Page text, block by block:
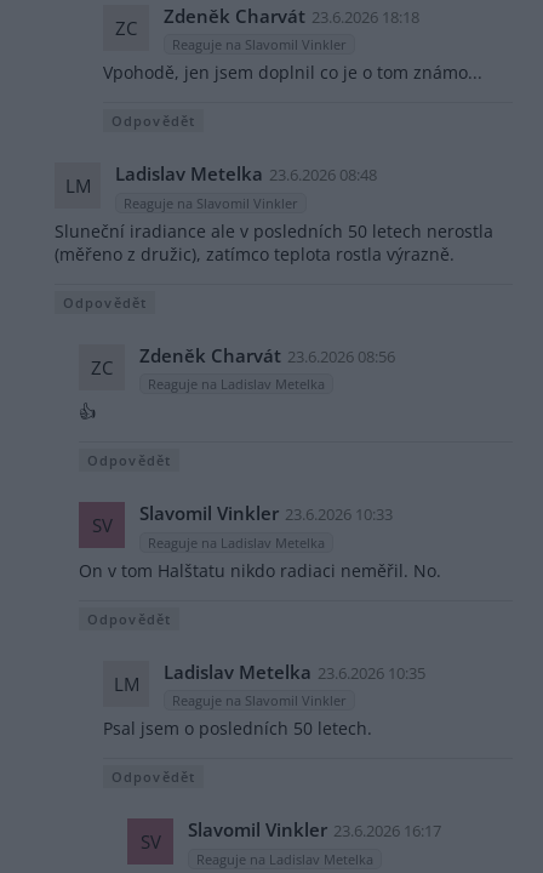
ZC Zdeněk Charvát 23.6.2026 18:18
Reaguje na Slavomil Vinkler
Vpohodě, jen jsem doplnil co je o tom známo...
Odpovědět
LM Ladislav Metelka 23.6.2026 08:48
Reaguje na Slavomil Vinkler
Sluneční iradiance ale v posledních 50 letech nerostla
(měřeno z družic), zatímco teplota rostla výrazně.
Odpovědět
ZC Zdeněk Charvát 23.6.2026 08:56
Reaguje na Ladislav Metelka
👍
Odpovědět
SV Slavomil Vinkler 23.6.2026 10:33
Reaguje na Ladislav Metelka
On v tom Halštatu nikdo radiaci neměřil. No.
Odpovědět
LM Ladislav Metelka 23.6.2026 10:35
Reaguje na Slavomil Vinkler
Psal jsem o posledních 50 letech.
Odpovědět
SV Slavomil Vinkler 23.6.2026 16:17
Reaguje na Ladislav Metelka